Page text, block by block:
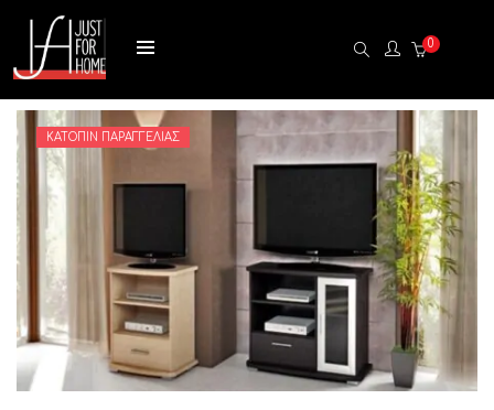
0
ΚΑΤΌΠΙΝ ΠΑΡΑΓΓΕΛΊΑΣ